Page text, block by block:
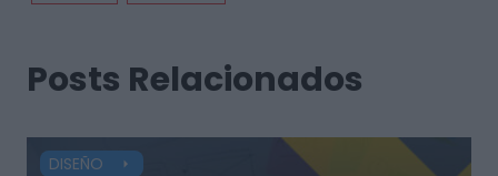
Posts Relacionados
DISEÑO